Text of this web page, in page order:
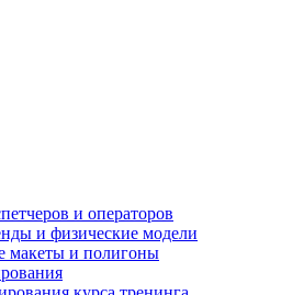
тренажерных комплексов
и операторов
и физические модели
макеты и полигоны